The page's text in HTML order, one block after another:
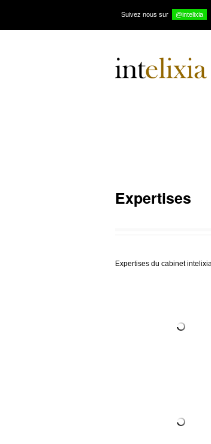
Suivez nous sur @intelixia
Expertises
Expertises du cabinet